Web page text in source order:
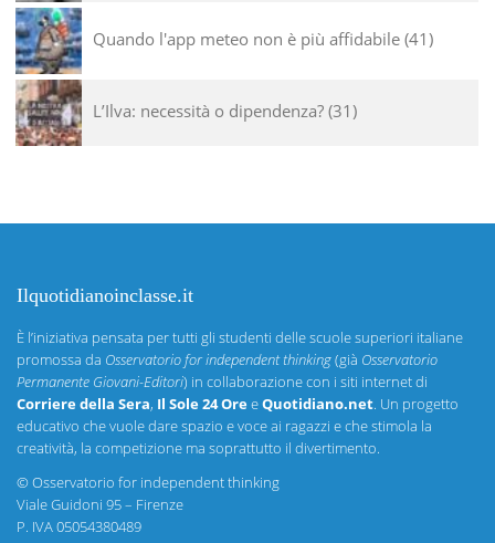
Quando l'app meteo non è più affidabile 41
L’Ilva: necessità o dipendenza? 31
Ilquotidianoinclasse.it
È l’iniziativa pensata per tutti gli studenti delle scuole superiori italiane
promossa da Osservatorio for independent thinking(già Osservatorio
Permanente Giovani-Editori) in collaborazione con i siti internet di
Corriere della Sera, Il Sole 24 OreeQuotidiano.net. Un progetto
educativo che vuole dare spazio e voce ai ragazzi e che stimola la
creatività, la competizione ma soprattutto il divertimento.
©Osservatorio for independent thinking
Viale Guidoni 95 – Firenze
P. IVA 05054380489